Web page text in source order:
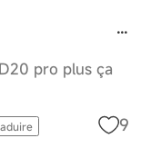
pro plus ça
9